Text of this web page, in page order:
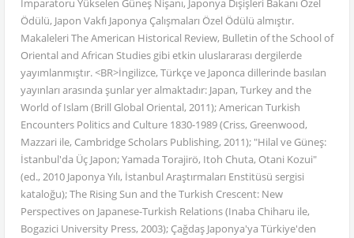
İmparatoru Yükselen Güneş Nişanı, Japonya Dışişleri Bakanı Özel
Ödülü, Japon Vakfı Japonya Çalışmaları Özel Ödülü almıştır.
Makaleleri The American Historical Review, Bulletin of the School of
Oriental and African Studies gibi etkin uluslararası dergilerde
yayımlanmıştır. <BR>İngilizce, Türkçe ve Japonca dillerinde basılan
yayınları arasında şunlar yer almaktadır: Japan, Turkey and the
World of Islam (Brill Global Oriental, 2011); American Turkish
Encounters Politics and Culture 1830-1989 (Criss, Greenwood,
Mazzari ile, Cambridge Scholars Publishing, 2011); "Hilal ve Güneş:
İstanbul'da Üç Japon; Yamada Torajirö, Itoh Chuta, Otani Kozui"
(ed., 2010 Japonya Yılı, İstanbul Araştırmaları Enstitüsü sergisi
kataloğu); The Rising Sun and the Turkish Crescent: New
Perspectives on Japanese-Turkish Relations (Inaba Chiharu ile,
Bogazici University Press, 2003); Çağdaş Japonya'ya Türkiye'den